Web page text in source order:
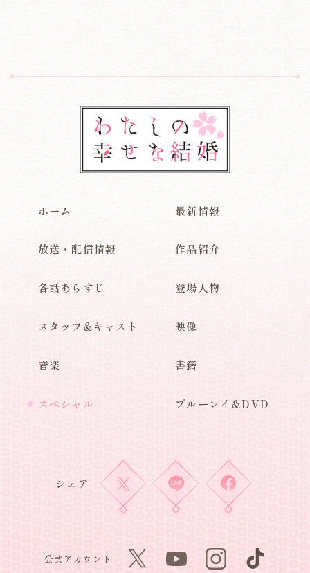
ホーム 最新情報
放送・配信情報 作品紹介
各話あらすじ 登場人物
スタッフ&キャスト 映像
音楽 書籍
スペシャル ブルーレイ&DVD
シェア
公式アカウント